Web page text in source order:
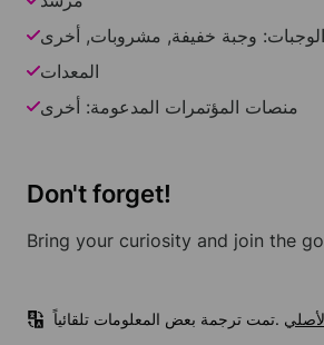
الوجبات: وجبة خفيفة, مشروبات, أخرى
المعدات
منصات المؤتمرات المدعومة: أخرى
Don't forget!
Bring your curiosity and join the
تمت ترجمة بعض المعلومات تلقائياً.